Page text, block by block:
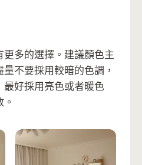
更多的選擇。建議顏色主
不要採用較暗的色調，
最好採用亮色或者暖色